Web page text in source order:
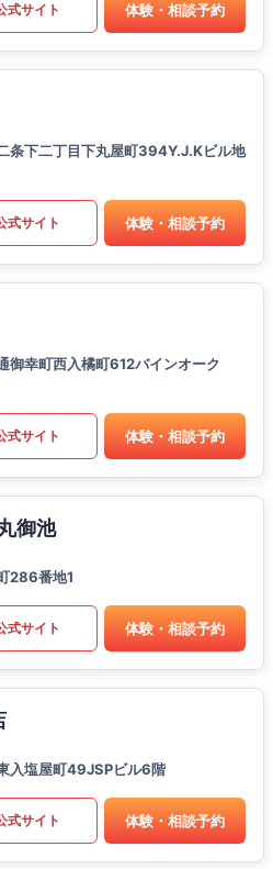
式サイト 体験・相談予約
条下二丁目下丸屋町394Y.J.Kビル地
式サイト 体験・相談予約
御幸町西入橘町612バインオーク
式サイト 体験・相談予約
御池
286番地1
式サイト 体験・相談予約
入塩屋町49JSPビル6階
式サイト 体験・相談予約